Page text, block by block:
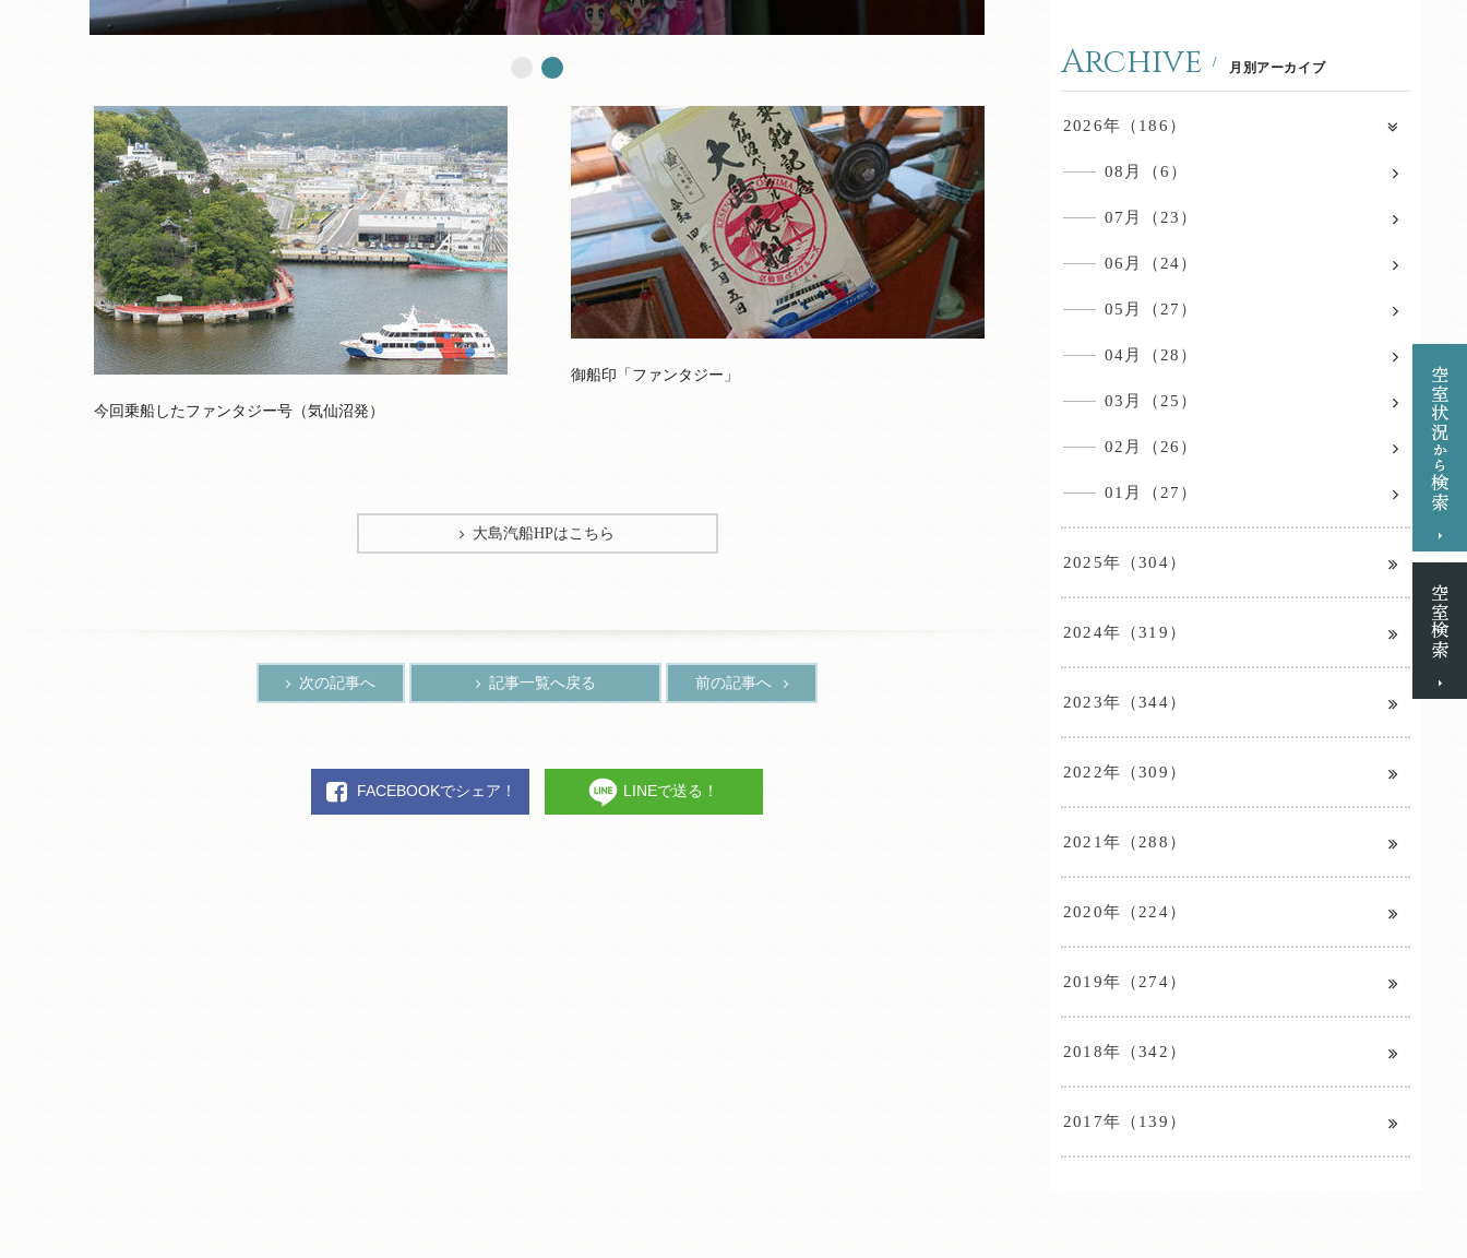
今回乗船したファンタジー号（気仙沼発）
御船印「ファンタジー」
大島汽船HPはこちら
次の記事へ 記事一覧へ戻る 前の記事へ
FACEBOOKでシェア！ LINEで送る！
Archive 月別アーカイブ
2026年（186）
08月（6）
07月（23）
06月（24）
05月（27）
04月（28）
03月（25）
02月（26）
01月（27）
2025年（304）
2024年（319）
2023年（344）
2022年（309）
2021年（288）
2020年（224）
2019年（274）
2018年（342）
2017年（139）